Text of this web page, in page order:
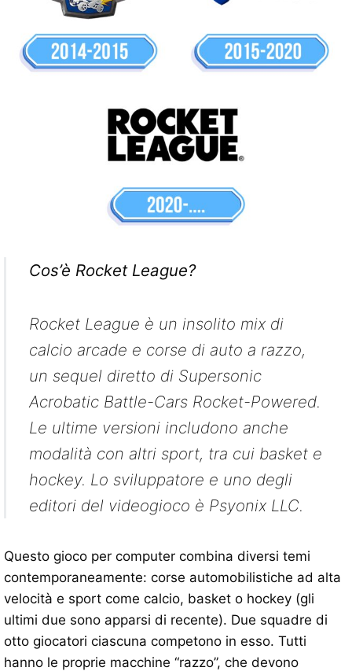
Cos’è Rocket League?
Rocket League è un insolito mix di
calcio arcade e corse di auto a razzo,
un sequel diretto di Supersonic
Acrobatic Battle-Cars Rocket-Powered.
Le ultime versioni includono anche
modalità con altri sport, tra cui basket e
hockey. Lo sviluppatore e uno degli
editori del videogioco è Psyonix LLC.
Questo gioco per computer combina diversi temi
contemporaneamente: corse automobilistiche ad alta
velocità e sport come calcio, basket o hockey (gli
ultimi due sono apparsi di recente). Due squadre di
otto giocatori ciascuna competono in esso. Tutti
hanno le proprie macchine “razzo”, che devono